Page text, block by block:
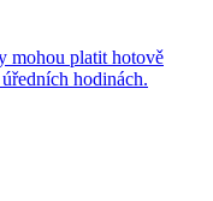
mohou platit hotově
hodinách.